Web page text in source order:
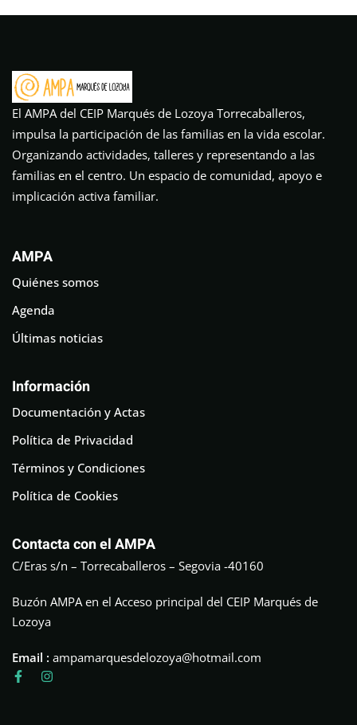
El AMPA del CEIP Marqués de Lozoya Torrecaballeros,
impulsa la participación de las familias en la vida escolar.
Organizando actividades, talleres y representando a las
familias en el centro. Un espacio de comunidad, apoyo e
implicación activa familiar.
AMPA
Quiénes somos
Agenda
Últimas noticias
Información
Documentación y Actas
Política de Privacidad
Términos y Condiciones
Política de Cookies
Contacta con el AMPA
C/Eras s/n – Torrecaballeros – Segovia -40160
Buzón AMPA en el Acceso principal del CEIP Marqués de
Lozoya
Email : ampamarquesdelozoya@hotmail.com